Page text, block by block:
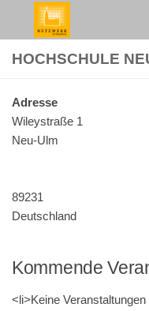
Zum Inhalt springen
HOCHSCHULE
Adres­se
Wiley­stra­ße 1
Neu-Ulm
89231
Deutschland
Kommende
<li>Keine